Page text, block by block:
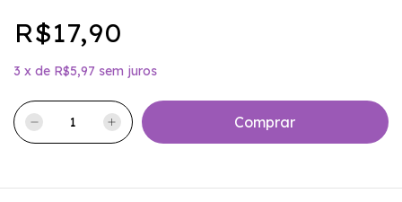
R$17,90
3 x de R$5,97 sem juros